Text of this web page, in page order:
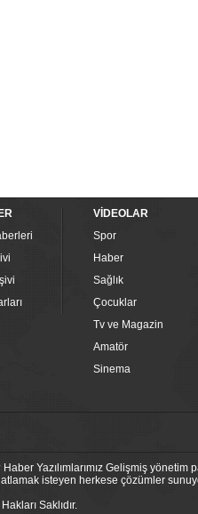
VİDEOLAR
Spor
Haber
Sağlık
Çocuklar
Tv ve Magazin
Amatör
Sinema
Yazılımlarımız Gelişmiş
isteyen herkese çözümler
Saklıdır.